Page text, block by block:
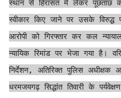
स्थान से हिरासत में लेकर पूछताछ
स्वीकार किए जाने पर उसके विरुद्ध
आरोपी को गिरफ्तार कर कल
न्यायिक रिमांड पर भेजा गया है।
निर्देशन, अतिरिक्त पुलिस अधीक्षक
धरमजयगढ़ सिद्धांत तिवारी के